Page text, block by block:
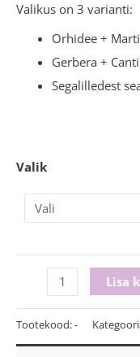
Valikus on 3 varianti:
Orhidee +
Gerbera +
Segalilledest
Valik
Lisa
Tootekood:-